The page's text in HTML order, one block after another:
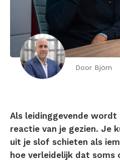
Door Björn
Als leidinggevende
reactie van je gezien. Je
uit je slof schieten als
hoe verleidelijk dat soms